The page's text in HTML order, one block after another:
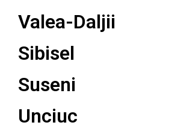
Valea-Daljii
Sibisel
Suseni
Unciuc